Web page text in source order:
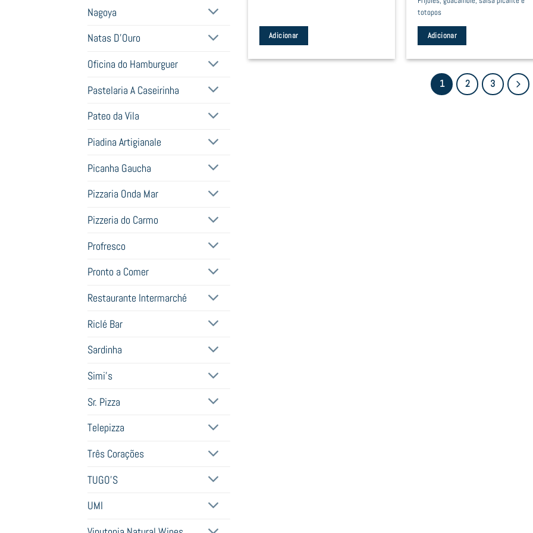
Nagoya
Natas D'Ouro
Oficina do Hamburguer
Pastelaria A Caseirinha
Pateo da Vila
Piadina Artigianale
Picanha Gaucha
Pizzaria Onda Mar
Pizzeria do Carmo
Profresco
Pronto a Comer
Restaurante Intermarché
Riclé Bar
Sardinha
Simi's
Sr. Pizza
Telepizza
Três Corações
TUGO'S
UMI
Adicionar
totopos
Adicionar
1 2 3